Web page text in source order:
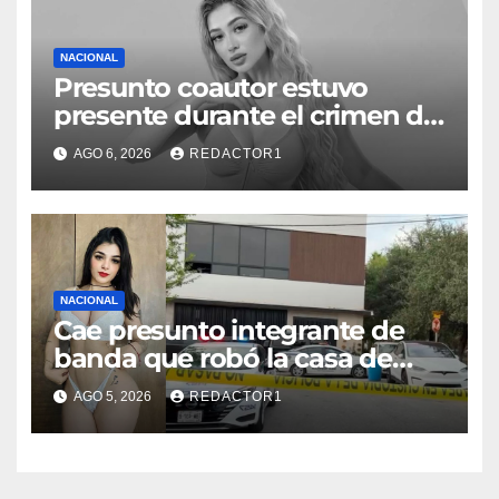
NACIONAL
Presunto coautor estuvo
presente durante el crimen de
Valeria Márquez: Fiscalía
AGO 6, 2026 REDACTOR1
NACIONAL
Cae presunto integrante de
banda que robó la casa de
Karely Ruiz
AGO 5, 2026 REDACTOR1